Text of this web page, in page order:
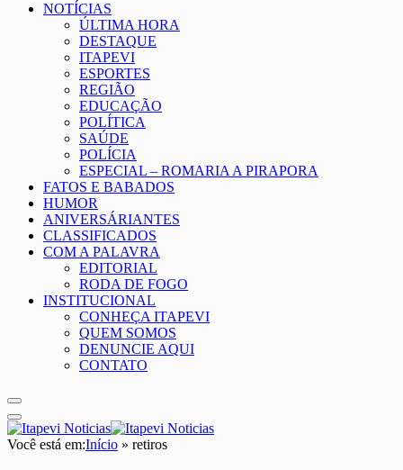
NOTÍCIAS
ÚLTIMA HORA
DESTAQUE
ITAPEVI
ESPORTES
REGIÃO
EDUCAÇÃO
POLÍTICA
SAÚDE
POLÍCIA
ESPECIAL – ROMARIA A PIRAPORA
FATOS E BABADOS
HUMOR
ANIVERSÁRIANTES
CLASSIFICADOS
COM A PALAVRA
EDITORIAL
RODA DE FOGO
INSTITUCIONAL
CONHEÇA ITAPEVI
QUEM SOMOS
DENUNCIE AQUI
CONTATO
Você está em:Início » retiros